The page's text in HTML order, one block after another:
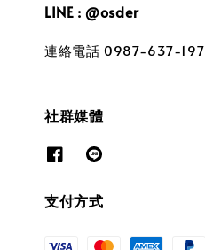
LINE : @osder
連絡電話 0987-637-197
社群媒體
支付方式